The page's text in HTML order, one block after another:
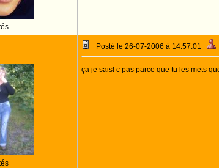
Posté le 26-07-2006 à 14:57:01
ça je sais! c pas parce que tu les mets